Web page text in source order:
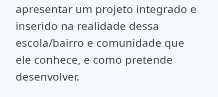
apresentar um projeto integrado e
inserido na realidade dessa
escola/bairro e comunidade que
ele conhece, e como pretende
desenvolver.